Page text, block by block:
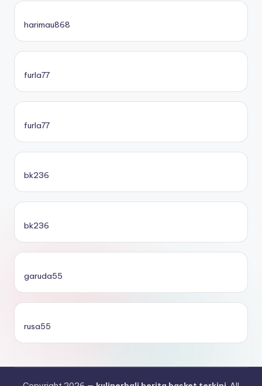
harimau868
furla77
furla77
bk236
bk236
garuda55
rusa55